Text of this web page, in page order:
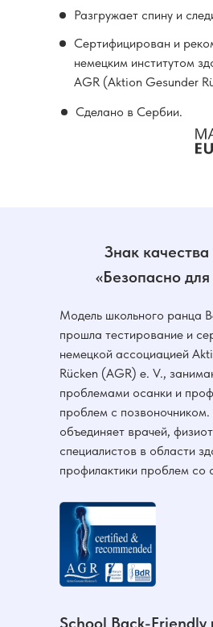
Разгружает спину и
Сертифицирован и
немецким институтом
AGR (Aktion Gesunder
Сделано в Сербии.
Модель школьного ранца
прошла тестирование и
немецкой ассоциацией
Rücken (AGR) e. V.,
проблемами осанки и
проблем с
объединяет врачей,
специалистов в области
профилактики проблем со
Знак
«Безопасно
School Back-